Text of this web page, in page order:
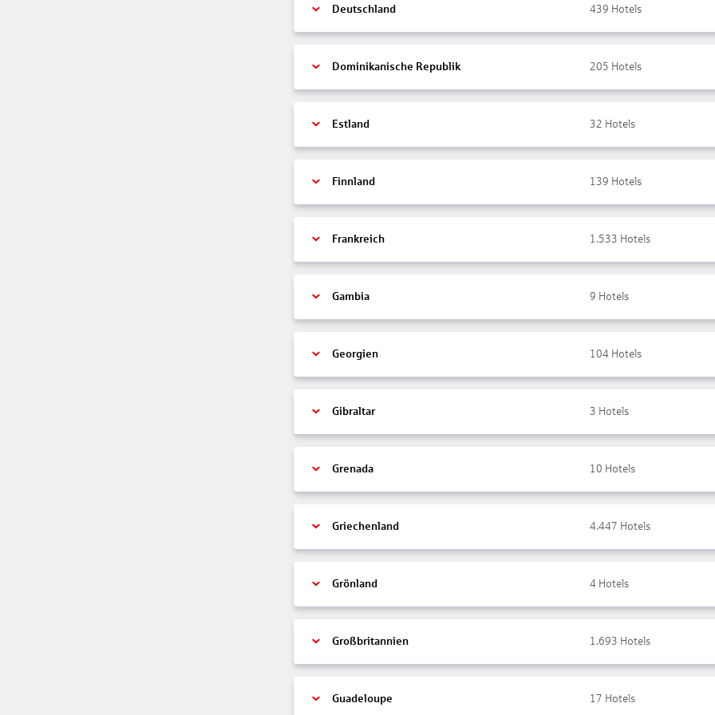
Deutschland 439 Hotels
Dominikanische Republik 205 Hotels
Estland 32 Hotels
Finnland 139 Hotels
Frankreich 1.533 Hotels
Gambia 9 Hotels
Georgien 104 Hotels
Gibraltar 3 Hotels
Grenada 10 Hotels
Griechenland 4.447 Hotels
Grönland 4 Hotels
Großbritannien 1.693 Hotels
Guadeloupe 17 Hotels